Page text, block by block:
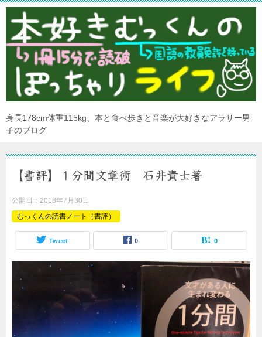
身長178cm体重115kg、本と食べ歩きと音楽が大好きなアラサー男
子のブログ
【書評】１分間文章術 石井貴士著
公開日： 2018年7月30日
むっくんの読書ノート（書評）
Tweet 0 0